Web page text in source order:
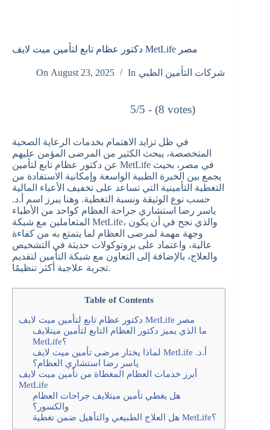
دكتور عظام تابع لتأمين ميت لايف MetLife مصر
On August 23, 2025 In شركات التأمين الطبي
5/5 - (8 votes)
في ظل تزايد الاهتمام بخدمات الرعاية الصحية
المتخصصة، يبحث الكثير من المرضى المؤمن عليهم
عن دكتور عظام تابع لتأمين MetLife في مصر، بحيث
يجمع بين الخبرة الطبية الواسعة وإمكانية الاستفادة من
التغطية التأمينية التي تساعد على تخفيف الأعباء المالية
حسب نوع الوثيقة ونسبة التغطية. وهنا يبرز اسم أ.د.
ياسر رضا استشاري جراحة العظام كواحد من الأطباء
المتعاملين مع شبكة MetLife، والذي نجح في أن يكون
وجهة مهمة لمرضى العظام لما يتمتع به من كفاءة
عالية، واعتماد على بروتوكولات حديثة في التشخيص
والعلاج، بالإضافة إلى التعاون مع شبكة التأمين لتقديم
تجربة علاجية أكثر تنظيمًا.
Table of Contents
دكتور عظام تابع لتأمين ميت لايف MetLife مصر
ما الذي يميز دكتور العظام التابع لتأمين ميتلايف
MetLife؟
لماذا يختار مرضى تأمين ميت لايف MetLife أ.د.
ياسر رضا استشاري العظام؟
أبرز خدمات العظام المغطاة من تأمين ميت لايف
MetLife
هل يغطي تأمين ميتلايف جراحات العظام
والكسور؟
هل العلاج الطبيعي والتأهيل ضمن تغطية MetLife؟